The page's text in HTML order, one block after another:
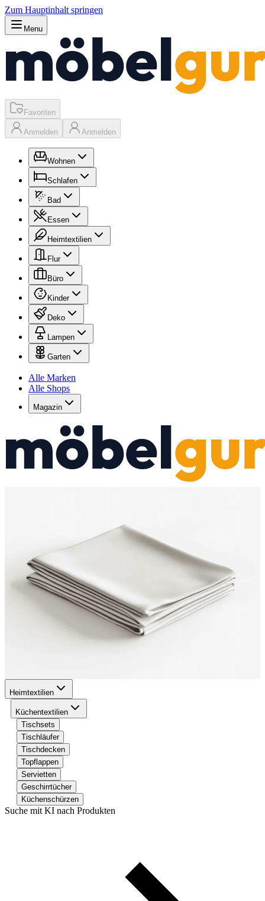
Zum Hauptinhalt springen
Menu
Favoriten
Anmelden Anmelden
Wohnen
Schlafen
Bad
Essen
Heimtextilien
Flur
Büro
Kinder
Deko
Lampen
Garten
Alle Marken
Alle Shops
Magazin
Heimtextilien
Küchentextilien
Tischsets
Tischläufer
Tischdecken
Topflappen
Servietten
Geschirrtücher
Küchenschürzen
Suche mit KI nach Produkten